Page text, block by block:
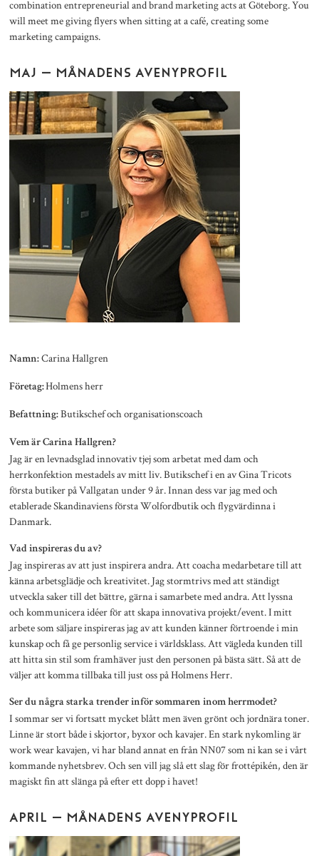
combination entrepreneurial and brand marketing acts at Göteborg. You
will meet me giving flyers when sitting at a café, creating some
marketing campaigns.
MAJ – MÅNADENS AVENYPROFIL
Namn:Carina Hallgren
Företag:Holmens herr
Befattning:Butikschef och organisationscoach
Vem är Carina Hallgren?
Jag är en levnadsglad innovativ tjej som arbetat med dam och
herrkonfektion mestadels av mitt liv. Butikschef i en av Gina Tricots
första butiker på Vallgatan under 9 år. Innan dess var jag med och
etablerade Skandinaviens första Wolfordbutik och flygvärdinna i
Danmark.
Vad inspireras du av?
Jag inspireras av att just inspirera andra. Att coacha medarbetare till att
känna arbetsglädje och kreativitet. Jag stormtrivs med att ständigt
utveckla saker till det bättre, gärna i samarbete med andra. Att lyssna
och kommunicera idéer för att skapa innovativa projekt/event. I mitt
arbete som säljare inspireras jag av att kunden känner förtroende i min
kunskap och få ge personlig service i världsklass. Att vägleda kunden till
att hitta sin stil som framhäver just den personen på bästa sätt. Så att de
väljer att komma tillbaka till just oss på Holmens Herr.
Ser du några starka trender inför sommaren inom herrmodet?
I sommar ser vi fortsatt mycket blått men även grönt och jordnära toner.
Linne är stort både i skjortor, byxor och kavajer. En stark nykomling är
work wear kavajen, vi har bland annat en från NN07 som ni kan se i vårt
kommande nyhetsbrev. Och sen vill jag slå ett slag för frottépikén, den är
magiskt fin att slänga på efter ett dopp i havet!
APRIL – MÅNADENS AVENYPROFIL